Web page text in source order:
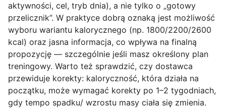
aktywności, cel, tryb dnia), a nie tylko o „gotowy
przelicznik”. W praktyce dobrą oznaką jest możliwość
wyboru wariantu kalorycznego (np. 1800/2200/2600
kcal) oraz jasna informacja, co wpływa na finalną
propozycję — szczególnie jeśli masz określony plan
treningowy. Warto też sprawdzić, czy dostawca
przewiduje korekty: kaloryczność, która działa na
początku, może wymagać korekty po 1–2 tygodniach,
gdy tempo spadku/ wzrostu masy ciała się zmienia.